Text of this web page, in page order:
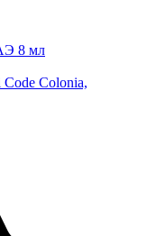
8 мл
Colonia,